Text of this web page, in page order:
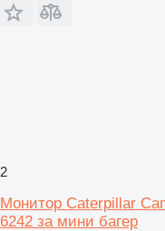
2
Монитор Caterpillar
6242 за мини багер